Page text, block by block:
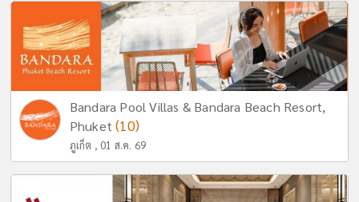
Bandara Pool Villas & Bandara Beach Resort,
Phuket(10)
ภูเก็ต , 01 ส.ค. 69